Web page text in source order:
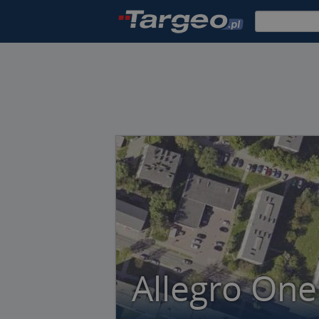
Allegro